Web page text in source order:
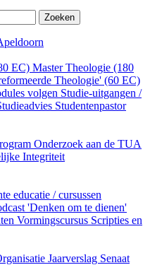
Zoeken
EC) Master Theologie (180
Theologie' (60 EC)
volgen Studie-uitgangen /
Studentenpastor
Onderzoek aan de TUA
Integriteit
educatie / cursussen
'Denken om te dienen'
Vormingscursus Scripties en
Jaarverslag Senaat